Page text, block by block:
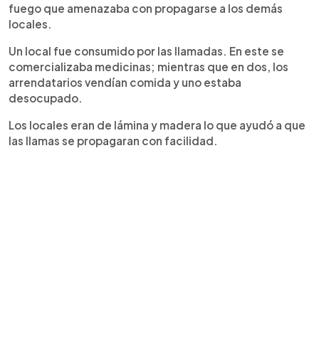
fuego que amenazaba con propagarse a los demás
locales.
Un local fue consumido por las llamadas. En este se
comercializaba medicinas; mientras que en dos, los
arrendatarios vendían comida y uno estaba
desocupado.
Los locales eran de lámina y madera lo que ayudó a que
las llamas se propagaran con facilidad.